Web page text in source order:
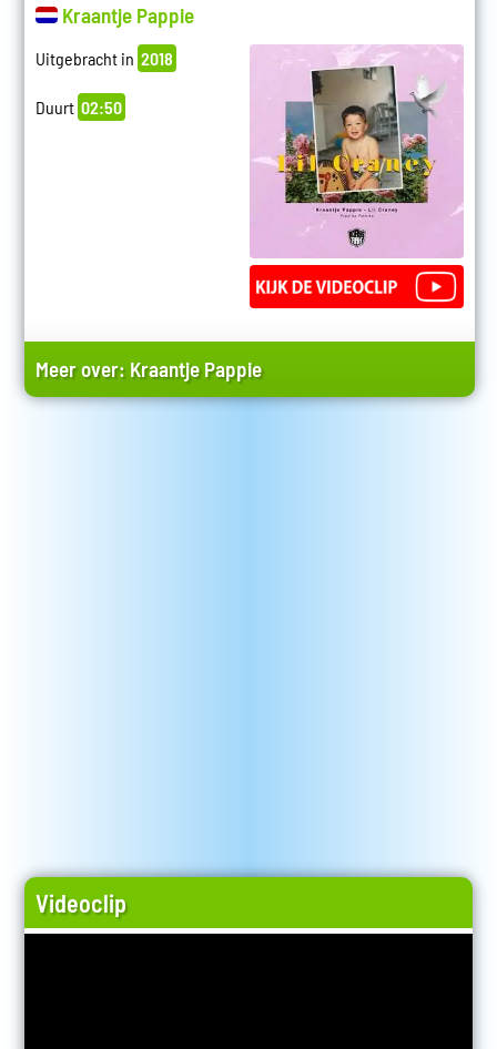
Kraantje Pappie
Uitgebracht in 2018
Duurt 02:50
Meer over: Kraantje Pappie
Videoclip